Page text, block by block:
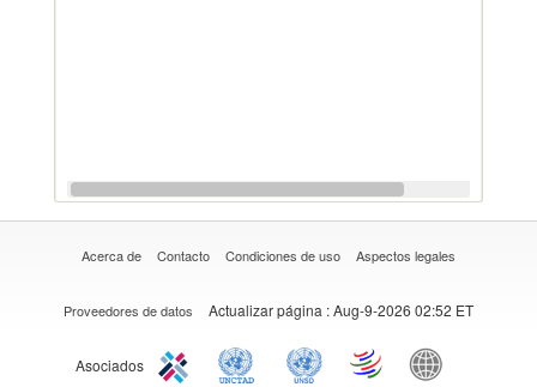
Acerca de Contacto Condiciones de uso Aspectos legales
Proveedores de datos Actualizar página : Aug-9-2026 02:52 ET
Asociados